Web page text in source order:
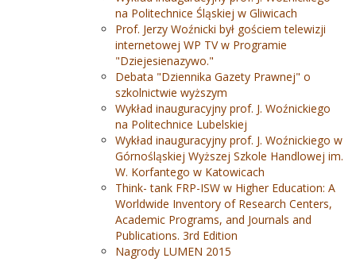
na Politechnice Śląskiej w Gliwicach
Prof. Jerzy Woźnicki był gościem telewizji
internetowej WP TV w Programie
"Dziejesienazywo."
Debata "Dziennika Gazety Prawnej" o
szkolnictwie wyższym
Wykład inauguracyjny prof. J. Woźnickiego
na Politechnice Lubelskiej
Wykład inauguracyjny prof. J. Woźnickiego w
Górnośląskiej Wyższej Szkole Handlowej im.
W. Korfantego w Katowicach
Think- tank FRP-ISW w Higher Education: A
Worldwide Inventory of Research Centers,
Academic Programs, and Journals and
Publications. 3rd Edition
Nagrody LUMEN 2015